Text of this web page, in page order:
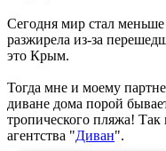
Сегодня мир стал
разжирела из-за
это Крым.
Тогда мне и моему
диване дома порой
тропического пляжа!
агентства "Диван".